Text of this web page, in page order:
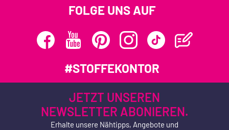
FOLGE UNS AUF
#STOFFEKONTOR
JETZT UNSEREN
NEWSLETTER ABONIEREN.
Erhalte unsere Nähtipps, Angebote und